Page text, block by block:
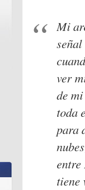
Mi
ver
de
toda
para
entre
tiene